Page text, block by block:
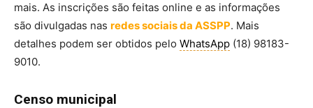
mais. As inscrições são feitas online e as informações
são divulgadas nas redes sociais da ASSPP. Mais
detalhes podem ser obtidos pelo WhatsApp (18) 98183-
9010.
Censo municipal